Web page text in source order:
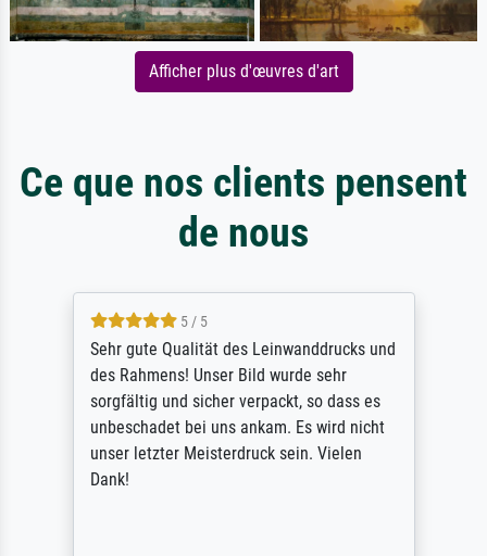
Afficher plus d'œuvres d'art
Ce que nos clients pensent
de nous
5 / 5
Sehr gute Qualität des Leinwanddrucks und
des Rahmens! Unser Bild wurde sehr
sorgfältig und sicher verpackt, so dass es
unbeschadet bei uns ankam. Es wird nicht
unser letzter Meisterdruck sein. Vielen
Dank!